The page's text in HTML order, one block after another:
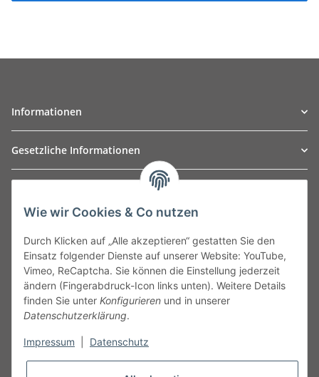
Informationen
Gesetzliche Informationen
Leibnizstraße 2a
Germany
Phone:+49 40 5287270
Fax:+49 40 5281050
Email:sales@tow-automotive.de
Wie wir Cookies & Co nutzen
Durch Klicken auf „Alle akzeptieren“ gestatten Sie den
Einsatz folgender Dienste auf unserer Website: YouTube,
Vimeo, ReCaptcha. Sie können die Einstellung jederzeit
ändern (Fingerabdruck-Icon links unten). Weitere Details
finden Sie unter Konfigurieren und in unserer
Datenschutzerklärung.
Impressum Datenschutz